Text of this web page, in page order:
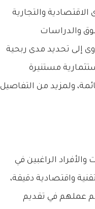
والتجارية
والدراسات
إلى تحديد مدى ربحية
مستنيرة
ولمزيد من التفاصيل
الراغبين في
واقتصادية دقيقة،
عملهم في تقديم